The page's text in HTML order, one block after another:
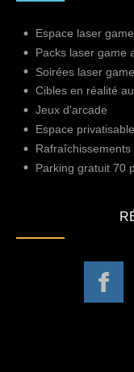
Espace laser
Packs laser game
Soirées laser
Cibles en réalité
Jeux d'arcade
Espace privatisable
Rafraîchissements
Parking gratuit 70